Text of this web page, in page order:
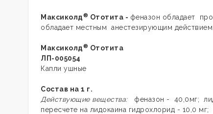
Максиколд® Ототита - феназон обладает
обладает местным анестезирующим действием.
Максиколд® Ототита
ЛП-005054
Капли ушные
Состав на 1 г.
Действующие вещества: феназон - 40,0мг;
пересчете на лидокаина гидрохлорид - 10,0 мг;